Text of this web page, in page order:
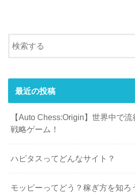
最近の投稿
【Auto Chess:Origin】世界中で
戦略ゲーム！
ハピタスってどんなサイト？
モッピーってどう？稼ぎ方を知ろ